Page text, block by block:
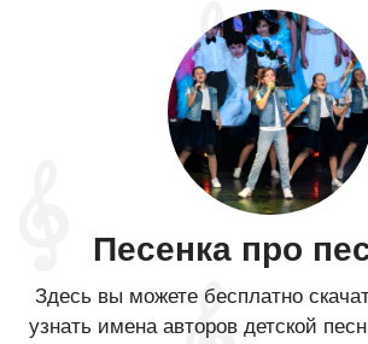
Песенка про
Здесь вы можете бесплатно
узнать имена авторов детской